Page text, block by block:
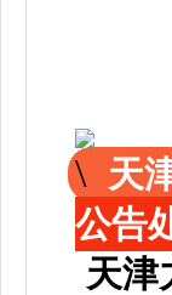
天
公告
天津